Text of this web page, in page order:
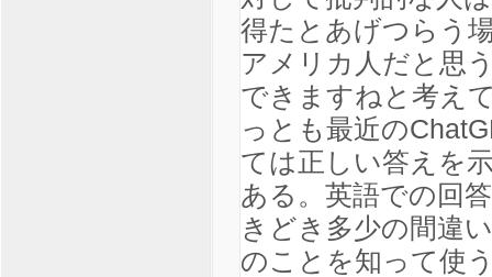
得たとあげつらう
アメリカ人だと思
できますねと考え
っとも最近の
ては正しい答えを
ある。英語での回
きどき多少の間違
のことを知って使